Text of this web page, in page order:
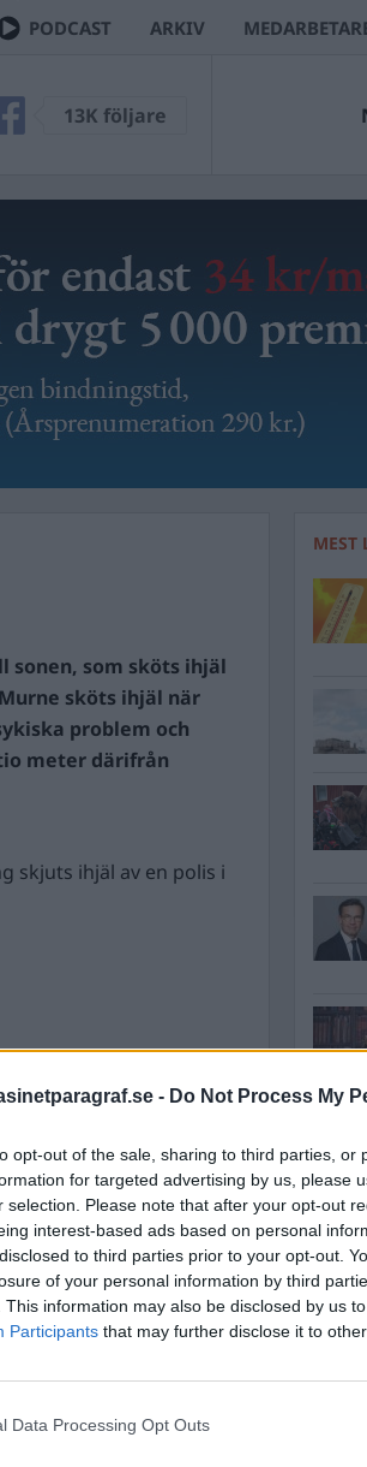
- Do Not Process My
opt-out of the sale, sharing to third parties, or
for targeted advertising by us, please
selection. Please note that after your opt-out
interest-based ads based on personal
to third parties prior to your opt-out.
of your personal information by third
This information may also be disclosed by us
Participants that may further disclose it to
Data Processing Opt Outs
PODCAST ARKIV
13K följare
sonen, som sköts ihjäl
sköts ihjäl när
problem och
meter därifrån
skjuts ihjäl av en polis i
MEST
STÖD
Stöd